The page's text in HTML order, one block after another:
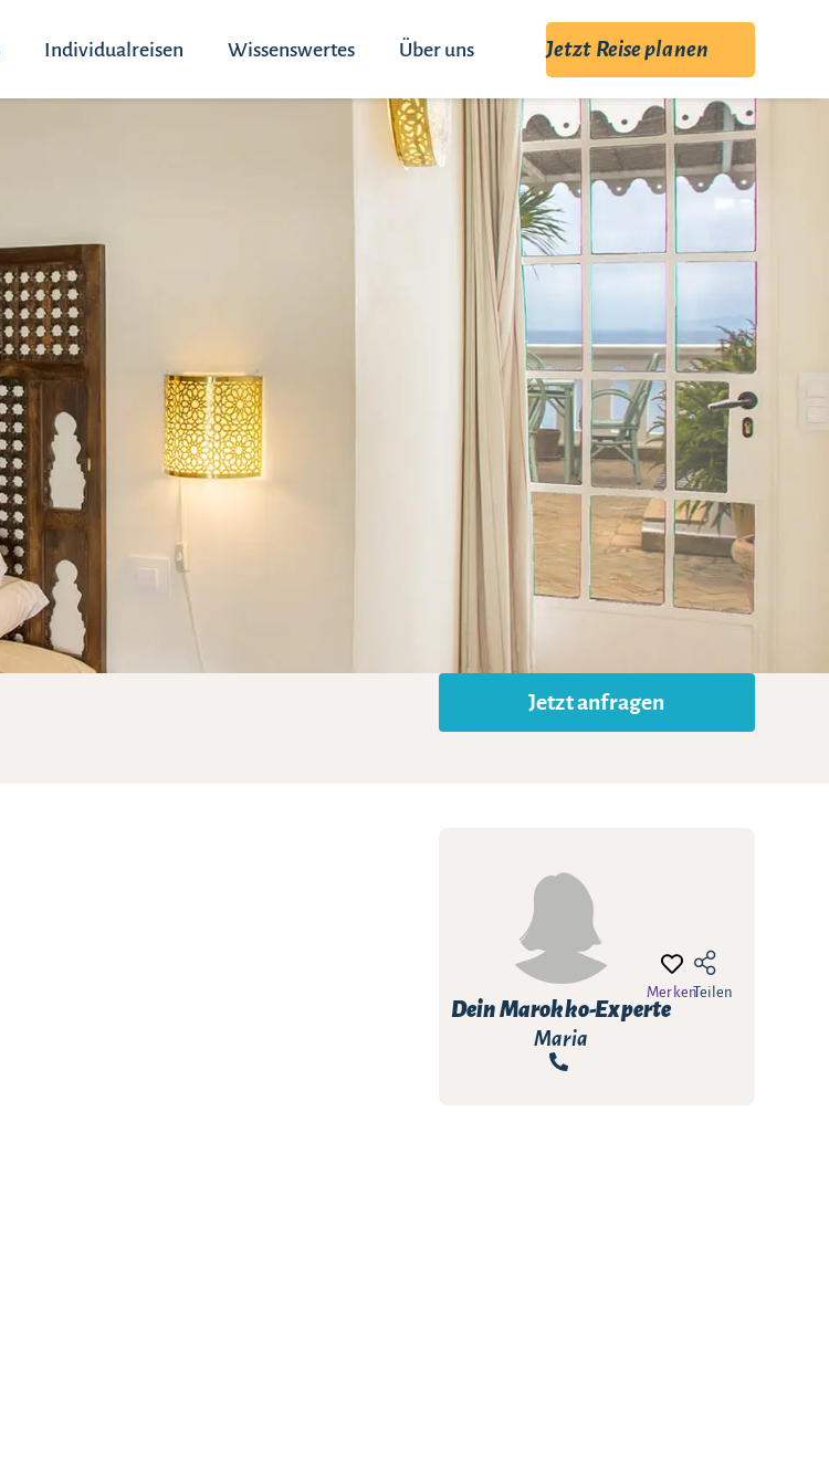
Individualreisen Wissenswertes Über uns Jetzt Reise planen
Jetzt anfragen
Dein Marokko-Experte
Maria
MerkenTeilen